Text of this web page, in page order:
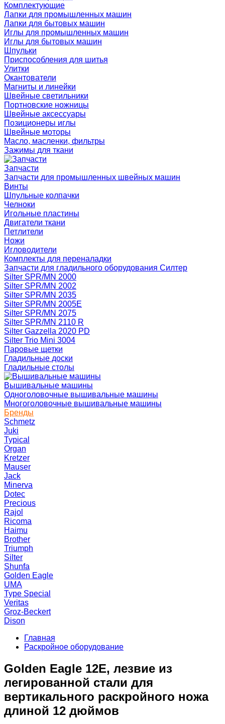
Комплектующие
Лапки для промышленных машин
Лапки для бытовых машин
Иглы для промышленных машин
Иглы для бытовых машин
Шпульки
Приспособления для шитья
Улитки
Окантователи
Магниты и линейки
Швейные светильники
Портновские ножницы
Швейные аксессуары
Позиционеры иглы
Швейные моторы
Масло, масленки, фильтры
Зажимы для ткани
Запчасти
Запчасти для промышленных швейных машин
Винты
Шпульные колпачки
Челноки
Игольные пластины
Двигатели ткани
Петлители
Ножи
Игловодители
Комплекты для переналадки
Запчасти для гладильного оборудования Силтер
Silter SPR/MN 2000
Silter SPR/MN 2002
Silter SPR/MN 2035
Silter SPR/MN 2005E
Silter SPR/MN 2075
Silter SPR/MN 2110 R
Silter Gazzella 2020 PD
Silter Trio Mini 3004
Паровые щетки
Гладильные доски
Гладильные столы
Вышивальные машины
Одноголовочные вышивальные машины
Многоголовочные вышивальные машины
Бренды
Schmetz
Juki
Typical
Organ
Kretzer
Mauser
Jack
Minerva
Dotec
Precious
Rajol
Ricoma
Haimu
Brother
Triumph
Silter
Shunfa
Golden Eagle
UMA
Type Special
Veritas
Groz-Beckert
Dison
Главная
Раскройное оборудование
Golden Eagle 12E, лезвие из
легированной стали для
вертикального раскройного ножа
длиной 12 дюймов